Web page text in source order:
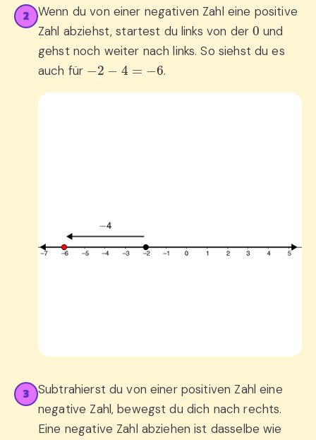
2
Wenn du von einer negativen Zahl eine positive
Zahl abziehst, startest du links von der0 und
gehst noch weiter nach links. So siehst du es
auch für
2− =− .
3
Subtrahierst du von einer positiven Zahl eine
negative Zahl, bewegst du dich nach rechts.
Eine negative Zahl abziehen ist dasselbe wie